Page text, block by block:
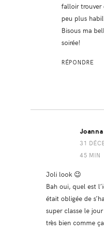
falloir trouver
peu plus
Bisous ma
soirée!
RÉPONDRE
Joanna
31
45 MIN
Joli look 😉
Bah oui, quel est
était obligée de
super classe le
très bien comme